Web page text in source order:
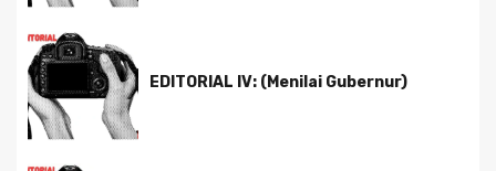
EDITORIAL IV: (Menilai Gubernur)